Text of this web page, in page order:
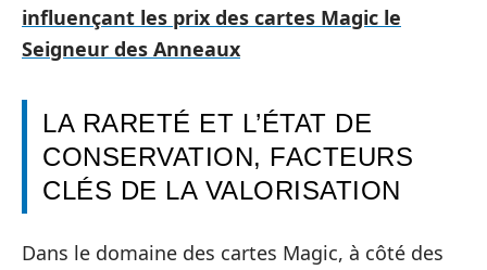
influençant les prix des cartes Magic le
Seigneur des Anneaux
LA RARETÉ ET L’ÉTAT DE
CONSERVATION, FACTEURS
CLÉS DE LA VALORISATION
Dans le domaine des cartes Magic, à côté des